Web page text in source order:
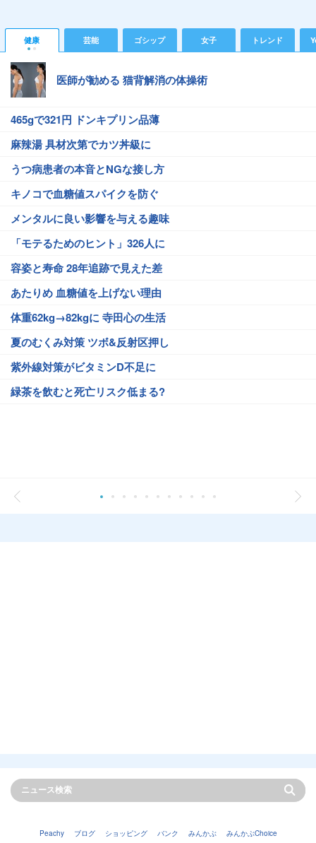
健康 芸能 ゴシップ 女子 トレンド
医師が勧める 猫背解消の体操術
465gで321円 ドンキプリン品薄
麻辣湯 具材次第でカツ丼級に
うつ病患者の本音とNGな接し方
キノコで血糖値スパイクを防ぐ
メンタルに良い影響を与える趣味
「モテるためのヒント」326人に
容姿と寿命 28年追跡で見えた差
あたりめ 血糖値を上げない理由
体重62kg→82kgに 寺田心の生活
夏のむくみ対策 ツボ&反射区押し
紫外線対策がビタミンD不足に
緑茶を飲むと死亡リスク低まる?
Peachy ブログ ショッピング バンク みんかぶ みんかぶChoice